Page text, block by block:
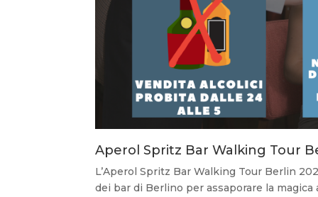
Aperol Spritz Bar Walking Tour
L’Aperol Spritz Bar Walking Tour Berlin
dei bar di Berlino per assaporare la